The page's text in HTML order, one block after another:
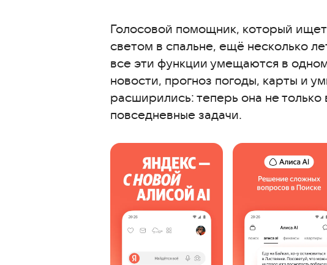
Возможности и функции приложения
Голосовой поиск и команды
Помощь в повседневных задачах
Алиса и умный дом
Общение, игры и юмор
Чем Алиса отличается от других
С этим приложением скачивают
Часто задаваемые вопросы
Интересные и похожие статьи
Голосовой помощник, который
светом в спальне, ещё несколько
все эти функции умещаются в
новости, прогноз погоды, карты и
расширились: теперь она не
повседневные задачи.